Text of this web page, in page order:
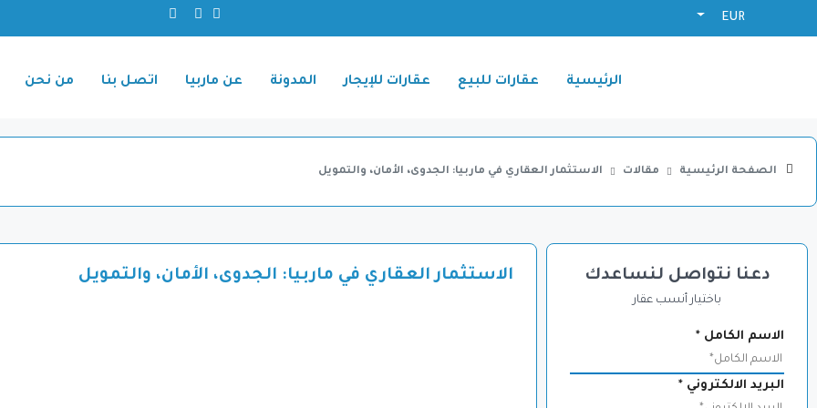
EUR
الرئيسية عقارات للبيع عقارات للإيجار المدونة عن ماربيا اتصل بنا من نحن
الصفحة الرئيسية مقالات الاستثمار العقاري في ماربيا: الجدوى، الأمان، والتمويل
دعنا نتواصل لنساعدك
باختيار أنسب عقار
الاسم الكامل *
البريد الالكتروني *
الاستثمار العقاري في ماربيا: الجدوى، الأمان، والتمويل